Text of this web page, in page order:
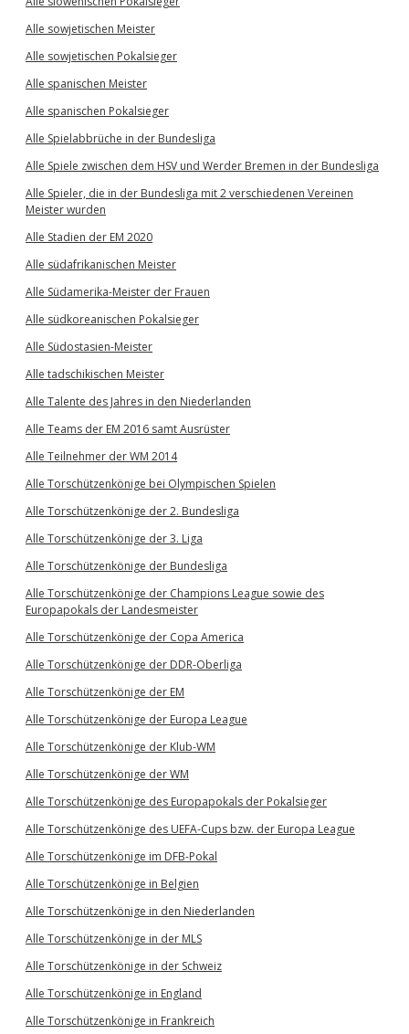
Alle sowjetischen Meister
Alle sowjetischen Pokalsieger
Alle spanischen Meister
Alle spanischen Pokalsieger
Alle Spielabbrüche in der Bundesliga
Alle Spiele zwischen dem HSV und Werder Bremen in der Bundesliga
Alle Spieler, die in der Bundesliga mit 2 verschiedenen Vereinen
Meister wurden
Alle Stadien der EM 2020
Alle südafrikanischen Meister
Alle Südamerika-Meister der Frauen
Alle südkoreanischen Pokalsieger
Alle Südostasien-Meister
Alle tadschikischen Meister
Alle Talente des Jahres in den Niederlanden
Alle Teams der EM 2016 samt Ausrüster
Alle Teilnehmer der WM 2014
Alle Torschützenkönige bei Olympischen Spielen
Alle Torschützenkönige der 2. Bundesliga
Alle Torschützenkönige der 3. Liga
Alle Torschützenkönige der Bundesliga
Alle Torschützenkönige der Champions League sowie des
Europapokals der Landesmeister
Alle Torschützenkönige der Copa America
Alle Torschützenkönige der DDR-Oberliga
Alle Torschützenkönige der EM
Alle Torschützenkönige der Europa League
Alle Torschützenkönige der Klub-WM
Alle Torschützenkönige der WM
Alle Torschützenkönige des Europapokals der Pokalsieger
Alle Torschützenkönige des UEFA-Cups bzw. der Europa League
Alle Torschützenkönige im DFB-Pokal
Alle Torschützenkönige in Belgien
Alle Torschützenkönige in den Niederlanden
Alle Torschützenkönige in der MLS
Alle Torschützenkönige in der Schweiz
Alle Torschützenkönige in England
Alle Torschützenkönige in Frankreich